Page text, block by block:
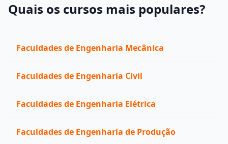
Quais os cursos mais populares?
Faculdades de Engenharia Mecânica
Faculdades de Engenharia Civil
Faculdades de Engenharia Elétrica
Faculdades de Engenharia de Produção